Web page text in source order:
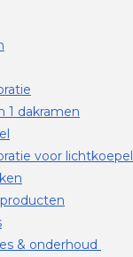
1 dakramen
voor lichtkoepel
& onderhoud